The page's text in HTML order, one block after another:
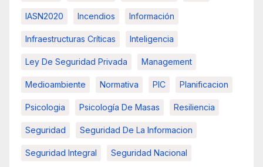
IASN2020 Incendios Información
Infraestructuras Críticas Inteligencia
Ley De Seguridad Privada Management
Medioambiente Normativa PIC Planificacion
Psicologia Psicología De Masas Resiliencia
Seguridad Seguridad De La Informacion
Seguridad Integral Seguridad Nacional